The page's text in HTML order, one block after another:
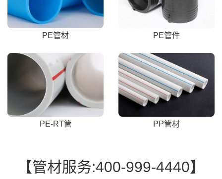
PE管材 PE管件
PE-RT管 PP管材
【管材服务:400-999-4440】